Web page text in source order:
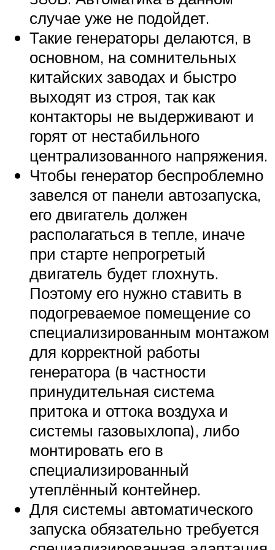
случае уже не подойдет.
Такие генераторы делаются, в
основном, на сомнительных
китайских заводах и быстро
выходят из строя, так как
контакторы не выдерживают и
горят от нестабильного
централизованного напряжения.
Чтобы генератор беспроблемно
завелся от панели автозапуска,
его двигатель должен
располагаться в тепле, иначе
при старте непрогретый
двигатель будет глохнуть.
Поэтому его нужно ставить в
подогреваемое помещение со
специализированным монтажом
для корректной работы
генератора (в частности
принудительная система
притока и оттока воздуха и
системы газовыхлопа), либо
монтировать его в
специализированный
утеплённый контейнер.
Для системы автоматического
запуска обязательно требуется